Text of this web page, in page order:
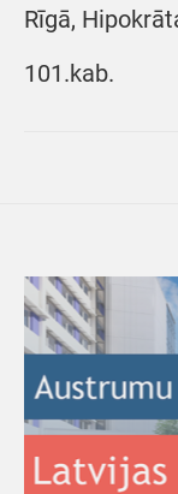
Rīgā,
101.kab.